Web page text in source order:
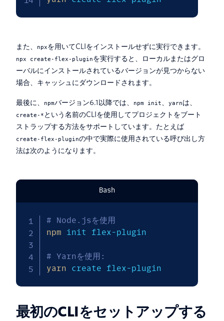
また、 npxを用いてCLIをインストールせずに実行できます。
npx create-flex-pluginを実行すると、ローカルまたはグロ
ーバルにインストールされているバージョンが見つからない
場合、キャッシュにダウンロードされます。
最後に、 npmバージョン6.1以降では、 npm init、 yarnは、
create-* という名前のCLIを使用してプロジェクトをブート
ストラップする方法をサポートしています。たとえば
create-flex-pluginの中で実際に使用されている呼び出し方
法は次のようになります。
Bash
# Node.jsを使用
npm init flex-plugin
# Yarnを使用:
yarn create flex-plugin
最初のCLIをセットアップする